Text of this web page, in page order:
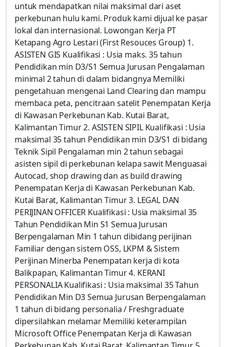
untuk mendapatkan nilai maksimal dari aset
perkebunan hulu kami. Produk kami dijual ke pasar
lokal dan internasional. Lowongan Kerja PT
Ketapang Agro Lestari (First Resouces Group) 1.
ASISTEN GIS Kualifikasi : Usia maks. 35 tahun
Pendidikan min D3/S1 Semua Jurusan Pengalaman
minimal 2 tahun di dalam bidangnya Memiliki
pengetahuan mengenai Land Clearing dan mampu
membaca peta, pencitraan satelit Penempatan Kerja
di Kawasan Perkebunan Kab. Kutai Barat,
Kalimantan Timur 2. ASISTEN SIPIL Kualifikasi : Usia
maksimal 35 tahun Pendidikan min D3/S1 di bidang
Teknik Sipil Pengalaman min 2 tahun sebagai
asisten sipil di perkebunan kelapa sawit Menguasai
Autocad, shop drawing dan as build drawing
Penempatan Kerja di Kawasan Perkebunan Kab.
Kutai Barat, Kalimantan Timur 3. LEGAL DAN
PERIJINAN OFFICER Kualifikasi : Usia maksimal 35
Tahun Pendidikan Min S1 Semua Jurusan
Berpengalaman Min 1 tahun dibidang perijinan
Familiar dengan sistem OSS, LKPM & Sistem
Perijinan Minerba Penempatan kerja di kota
Balikpapan, Kalimantan Timur 4. KERANI
PERSONALIA Kualifikasi : Usia maksimal 35 Tahun
Pendidikan Min D3 Semua Jurusan Berpengalaman
1 tahun di bidang personalia / Freshgraduate
dipersilahkan melamar Memiliki keterampilan
Microsoft Office Penempatan Kerja di Kawasan